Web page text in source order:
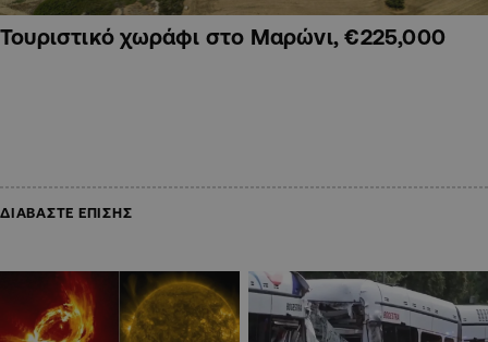
Τουριστικό χωράφι στο Μαρώνι, €225,000
ΔΙΑΒΑΣΤΕ ΕΠΙΣΗΣ